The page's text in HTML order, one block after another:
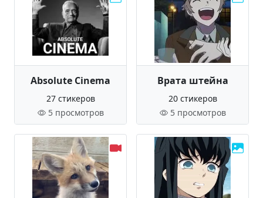
Absolute Cinema
27 стикеров
5 просмотров
Врата штейна
20 стикеров
5 просмотров